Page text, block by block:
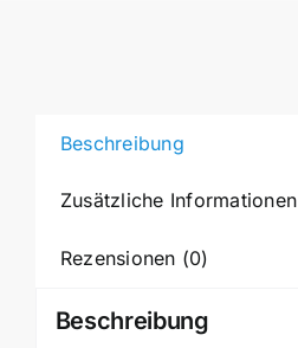
Menge
Beschreibung
Zusätzliche Informationen
Rezensionen (0)
Beschreibung